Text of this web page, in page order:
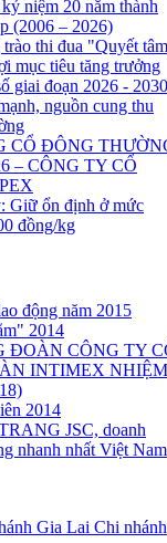
niệm 20 năm thành
(2006 – 2026)
thi đua "Quyết tâm
mục tiêu tăng trưởng
giai đoạn 2026 -
nguồn cung thu
CỔ ĐÔNG
– CÔNG TY CỔ
Giữ ổn định ở mức
đồng/kg
động năm 2015
2014
ĐOÀN CÔNG TY
INTIMEX NHIỆM
2014
JSC, doanh
nhanh nhất Việt Nam
Gia Lai Chi nhánh